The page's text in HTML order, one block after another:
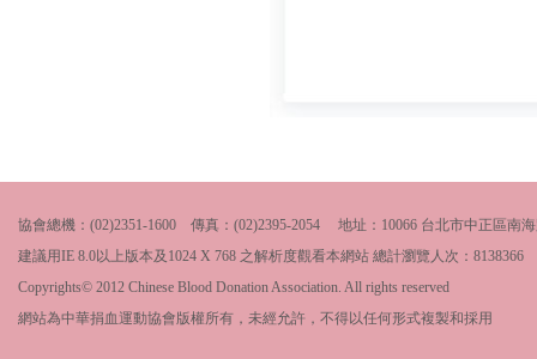
協會總機：(02)2351-1600 傳真：(02)2395-2054 地址：10066 台北市中正區南
建議用IE 8.0以上版本及1024 X 768 之解析度觀看本網站 總計瀏覽人次： 8138366
Copyrights© 2012 Chinese Blood Donation Association. All rights reserved
網站為中華捐血運動協會版權所有，未經允許，不得以任何形式複製和採用